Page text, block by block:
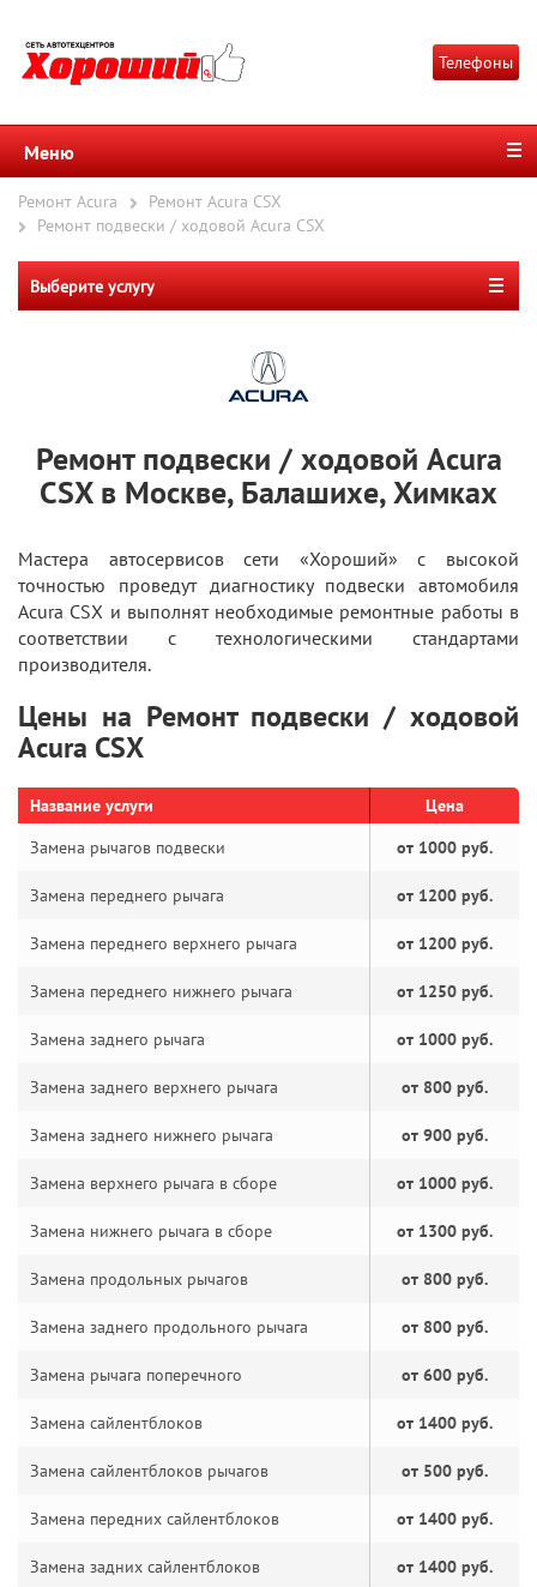
Телефоны
Меню
Ремонт Acura
Ремонт Acura CSX
Ремонт подвески / ходовой Acura CSX
Выберите услугу
Ремонт подвески / ходовой Acura
CSX в Москве, Балашихе, Химках
Мастера автосервисов сети «Хороший» с высокой
точностью проведут диагностику подвески автомобиля
Acura CSX и выполнят необходимые ремонтные работы в
соответствии с технологическими стандартами
производителя.
Цены на Ремонт подвески / ходовой
Acura CSX
Название услуги
Цена
Замена рычагов подвески
от 1000 руб.
Замена переднего рычага от 1200 руб.
Замена переднего верхнего рычага от 1200 руб.
Замена переднего нижнего рычага от 1250 руб.
Замена заднего рычага от 1000 руб.
Замена заднего верхнего рычага от 800 руб.
Замена заднего нижнего рычага от 900 руб.
Замена верхнего рычага в сборе от 1000 руб.
Замена нижнего рычага в сборе от 1300 руб.
Замена продольных рычагов от 800 руб.
Замена заднего продольного рычага от 800 руб.
Замена рычага поперечного от 600 руб.
Замена сайлентблоков от 1400 руб.
Замена сайлентблоков рычагов от 500 руб.
Замена передних сайлентблоков от 1400 руб.
Замена задних сайлентблоков от 1400 руб.